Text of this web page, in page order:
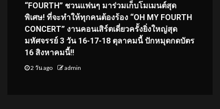
“FOURTH” ชวนแฟนๆ มาร่วมเก็บโมเมนต์สุด
พิเศษ! ที่จะทำให้ทุกคนต้องร้อง “OH MY FOURTH
CONCERT” งานคอนเสิร์ตเดี่ยวครั้งยิ่งใหญ่สุด
มหัศจรรย์ 3 วัน 16-17-18 ตุลาคมนี้ ปักหมุดกดบัตร
16 สิงหาคมนี้!!
2 วัน ago admin